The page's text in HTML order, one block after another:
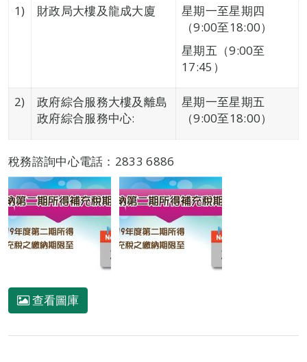
1) 財政局大樓及龍成大廈
星期一至星期四
（9:00至18:00）
星期五（9:00至
17:45）
2)
政府綜合服務大樓及離島
政府綜合服務中心:
星期一至星期五
（9:00至18:00）
稅務諮詢中心電話：2833 6886
查看圖庫